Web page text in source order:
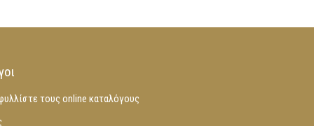
τους online καταλόγους